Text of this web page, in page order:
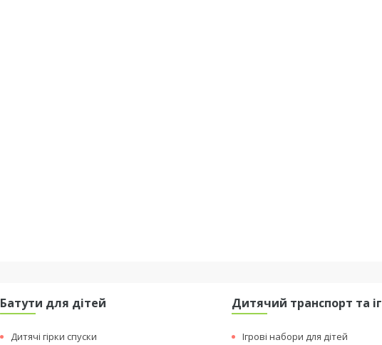
Батути для дітей
Дитячі гірки спуски
Дитячий транспорт та
Ігрові набори для дітей